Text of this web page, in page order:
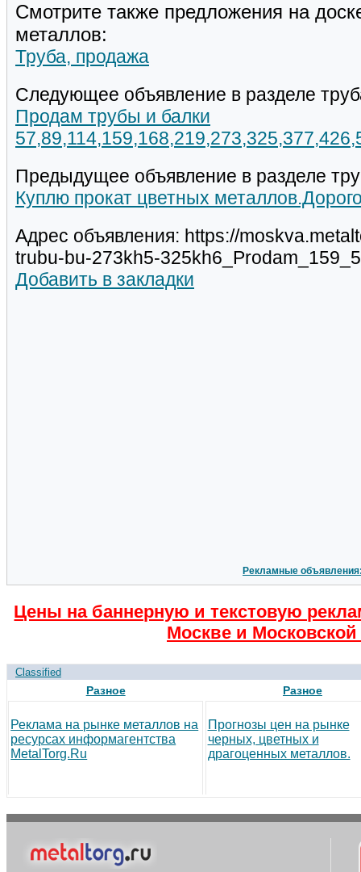
Смотрите также предложения на
металлов:
Труба, продажа
Следующее объявление в разделе
Продам трубы и балки
Предыдущее объявление в разделе
Куплю прокат цветных
Адрес объявления: https://
trubu-bu-273kh5-
Добавить в закладки
Рекламные
Цены на баннерную и текстовую
Москве и Московской
Classified
Разное
Реклама на рынке металлов на
ресурсах информагентства
MetalTorg.Ru
Разное
Прогнозы цен на рынке
черных, цветных и
драгоценных металлов.